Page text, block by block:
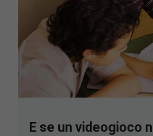
E se un videogioco